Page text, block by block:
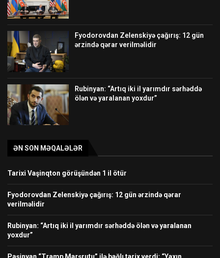
Fyodorovdan Zelenskiyə çağırış: 12 gün
ərzində qərar verilməlidir
Rubinyan: “Artıq iki il yarımdır sərhəddə
ölən və yaralanan yoxdur”
ƏN SON MƏQALƏLƏR
Tarixi Vaşinqton görüşündən 1 il ötür
Fyodorovdan Zelenskiyə çağırış: 12 gün ərzində qərar
verilməlidir
Rubinyan: “Artıq iki il yarımdır sərhəddə ölən və yaralanan
yoxdur”